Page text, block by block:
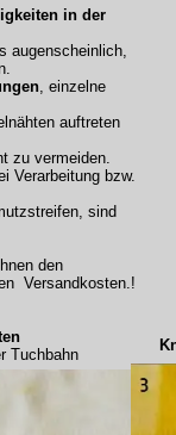
in der
augenscheinlich,
, einzelne
auftreten
zu vermeiden.
Verarbeitung bzw.
sind
den
Versandkosten.!
Tuchbahn